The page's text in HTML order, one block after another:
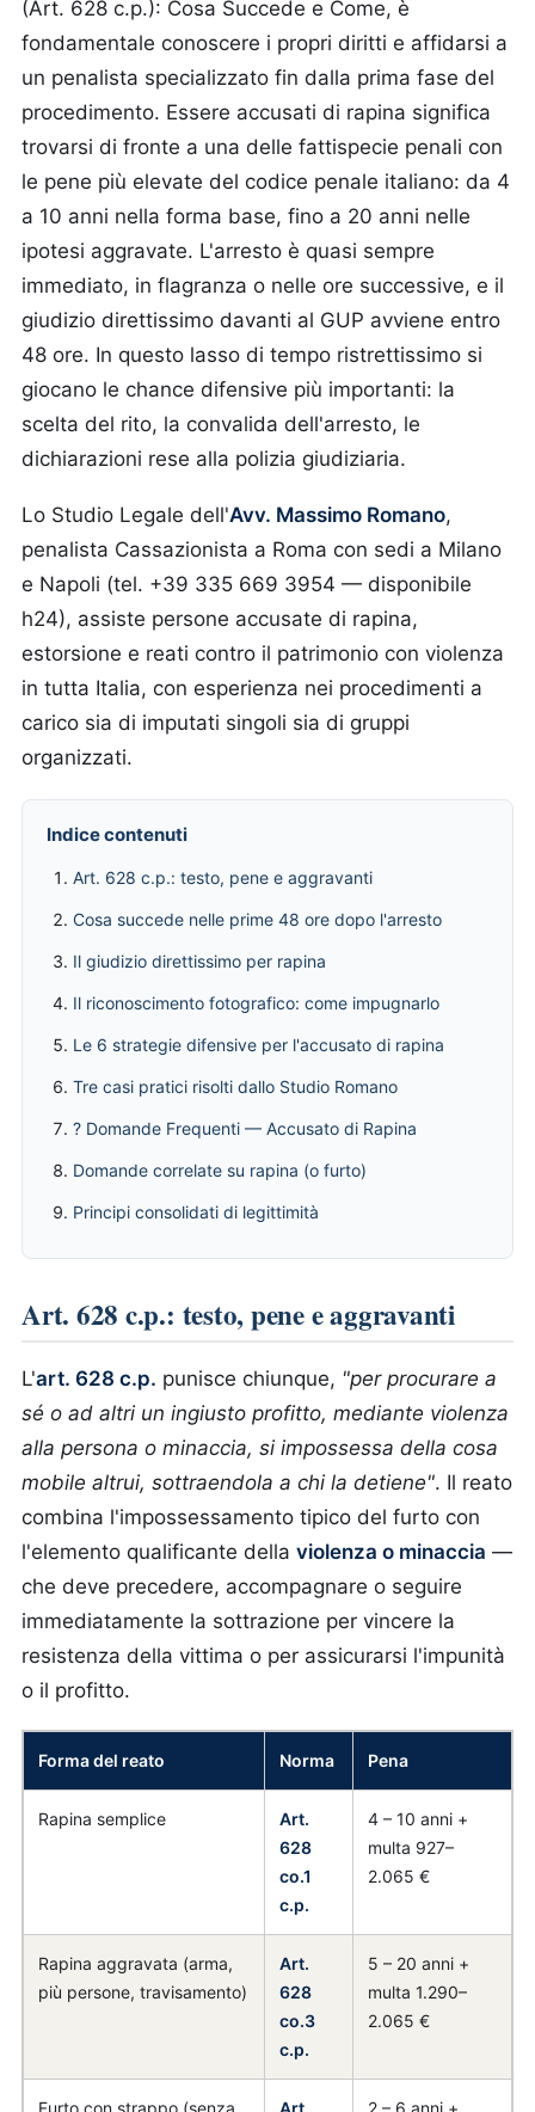
(Art. 628 c.p.): Cosa Succede e Come, è
fondamentale conoscere i propri diritti e affidarsi a
un penalista specializzato fin dalla prima fase del
procedimento. Essere accusati di rapina significa
trovarsi di fronte a una delle fattispecie penali con
le pene più elevate del codice penale italiano: da 4
a 10 anni nella forma base, fino a 20 anni nelle
ipotesi aggravate. L'arresto è quasi sempre
immediato, in flagranza o nelle ore successive, e il
giudizio direttissimo davanti al GUP avviene entro
48 ore. In questo lasso di tempo ristrettissimo si
giocano le chance difensive più importanti: la
scelta del rito, la convalida dell'arresto, le
dichiarazioni rese alla polizia giudiziaria.
Lo Studio Legale dell'Avv. Massimo Romano,
penalista Cassazionista a Roma con sedi a Milano
e Napoli (tel. +39 335 669 3954 — disponibile
h24), assiste persone accusate di rapina,
estorsione e reati contro il patrimonio con violenza
in tutta Italia, con esperienza nei procedimenti a
carico sia di imputati singoli sia di gruppi
organizzati.
Indice contenuti
Art. 628 c.p.: testo, pene e aggravanti
Cosa succede nelle prime 48 ore dopo l'arresto
Il giudizio direttissimo per rapina
Il riconoscimento fotografico: come impugnarlo
Le 6 strategie difensive per l'accusato di rapina
Tre casi pratici risolti dallo Studio Romano
? Domande Frequenti — Accusato di Rapina
Domande correlate su rapina (o furto)
Principi consolidati di legittimità
Art. 628 c.p.: testo, pene e aggravanti
L'art. 628 c.p. punisce chiunque, "per procurare a
sé o ad altri un ingiusto profitto, mediante violenza
alla persona o minaccia, si impossessa della cosa
mobile altrui, sottraendola a chi la detiene". Il reato
combina l'impossessamento tipico del furto con
l'elemento qualificante della violenza o minaccia —
che deve precedere, accompagnare o seguire
immediatamente la sottrazione per vincere la
resistenza della vittima o per assicurarsi l'impunità
o il profitto.
Forma del reato Norma Pena
Rapina semplice
Art.
628
co.1
c.p.
4 – 10 anni +
multa 927–
2.065 €
Rapina aggravata (arma,
più persone, travisamento)
Art.
628
co.3
c.p.
5 – 20 anni +
multa 1.290–
2.065 €
Furto con strappo (senza Art. 2 – 6 anni +